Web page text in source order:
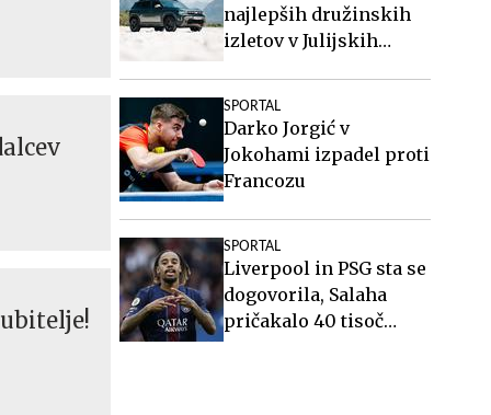
najlepših družinskih
izletov v Julijskih
SPORTAL
Darko Jorgić v
Jokohami izpadel proti
Francozu
SPORTAL
Liverpool in PSG sta se
dogovorila, Salaha
pričakalo 40 tisoč